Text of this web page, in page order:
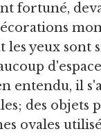
fortuné,
les yeux sont
entendu, il
des objets
ovales